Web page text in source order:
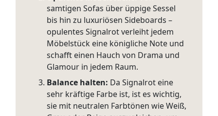
samtigen Sofas über üppige Sessel
bis hin zu luxuriösen Sideboards –
opulentes Signalrot verleiht jedem
Möbelstück eine königliche Note und
schafft einen Hauch von Drama und
Glamour in jedem Raum.
Balance halten: Da Signalrot eine
sehr kräftige Farbe ist, ist es wichtig,
sie mit neutralen Farbtönen wie Weiß,